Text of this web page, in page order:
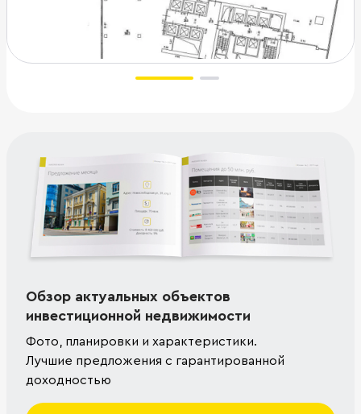
Обзор актуальных объектов
инвестиционной недвижимости
Фото, планировки и характеристики.
Лучшие предложения с гарантированной
доходностью